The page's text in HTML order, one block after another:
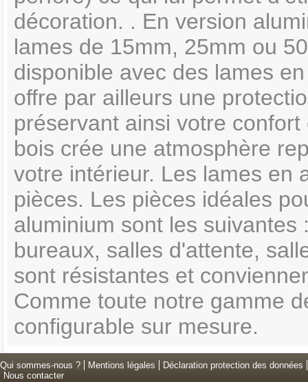
décoration. . En version
lames de 15mm, 25mm ou
disponible avec des lames
offre par ailleurs une
préservant ainsi votre
bois crée une atmosphère
votre intérieur. Les lames en
pièces. Les pièces idéales
aluminium sont les
bureaux, salles d'attente,
sont résistantes et
Comme toute notre gamme
configurable sur mesure.
Qui sommes-nous ? Mentions légales
Déclaration protection des données
Nous contacter